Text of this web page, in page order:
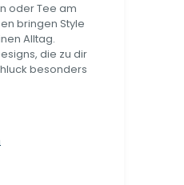
oder Tee am
bringen Style
Alltag.
die zu dir
besonders